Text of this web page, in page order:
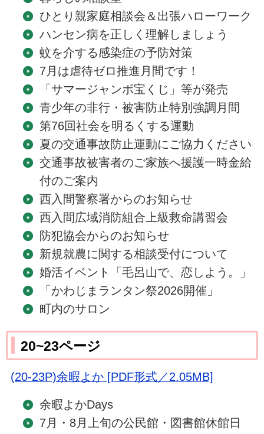
ひとり親家庭相談会＆出張ハローワーク
ハンセン病を正しく理解しましょう
蚊を介する感染症の予防対策
7月は虐待ゼロ推進月間です！
「サマージャンボ宝くじ」等が発売
青少年の非行・被害防止特別強調月間
第76回社会を明るくする運動
夏の交通事故防止運動にご協力ください
交通事故被害者のご家族へ援護一時金給
付のご案内
西入間警察署からのお知らせ
西入間広域消防組合上級救命講習会
防犯協会からのお知らせ
新規就農に関する相談受付について
婚活イベント「毛呂山で、恋しよう。」
「かわじまランタン祭2026開催」
町内のサロン
20~23ページ
(20-23P)余暇よか [PDF形式／2.05MB]
余暇よかDays
7月・8月上旬の公民館・図書館休館日